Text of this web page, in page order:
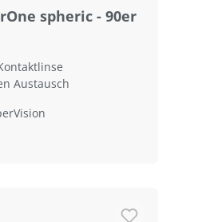
spheric - 90er
Austausch